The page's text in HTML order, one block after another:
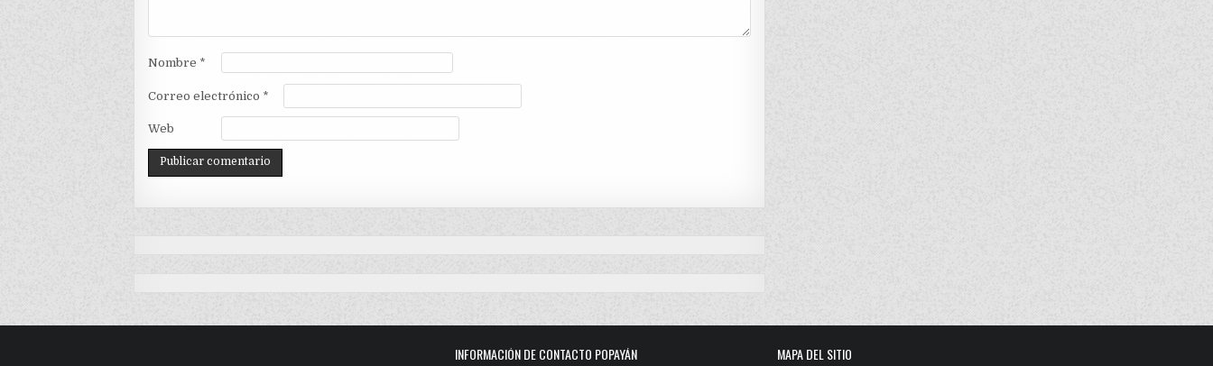
Nombre *
Correo electrónico *
Web
INFORMACIÓN DE CONTACTO POPAYÁN MAPA DEL SITIO